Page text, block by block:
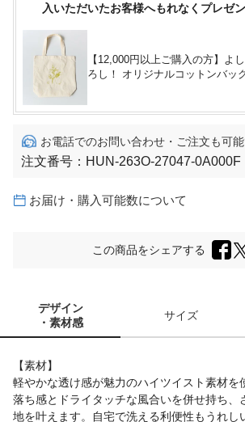
入いただいたお客様へもれなくプレゼン
【12,000円以上ご購入の方】よ
ろし！ オリジナルコットンバッ
お電話でのお問い合わせ・ご注文も可
注文番号： HUN-263O-27047-0A000F
お届け・購入可能数について
この商品をシェアする
デザイン
・素材感
サイズ
【素材】
軽やかな透け感が魅力のハイツイスト素材を
落ち感とドライタッチな風合いを併せ持ち、
地を叶えます。自宅で洗える利便性もうれし